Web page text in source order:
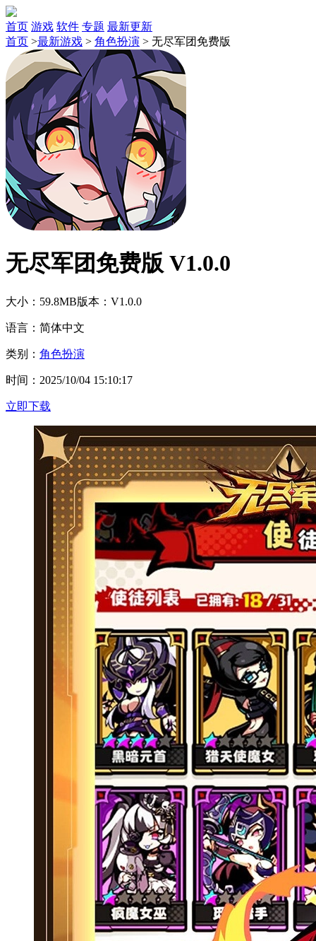
首页 游戏 软件 专题 最新更新
首页 >最新游戏 > 角色扮演 > 无尽军团免费版
无尽军团免费版 V1.0.0
大小：59.8MB版本：V1.0.0
语言：简体中文
类别： 角色扮演
时间：2025/10/04 15:10:17
立即下载